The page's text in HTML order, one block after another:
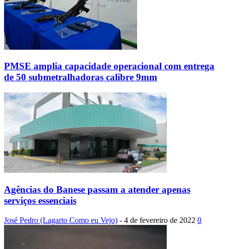
PMSE amplia capacidade operacional com entrega
de 50 submetralhadoras calibre 9mm
Agências do Banese passam a atender apenas
serviços essenciais
José Pedro (Lagarto Como eu Vejo) - 4 de fevereiro de 2022 0